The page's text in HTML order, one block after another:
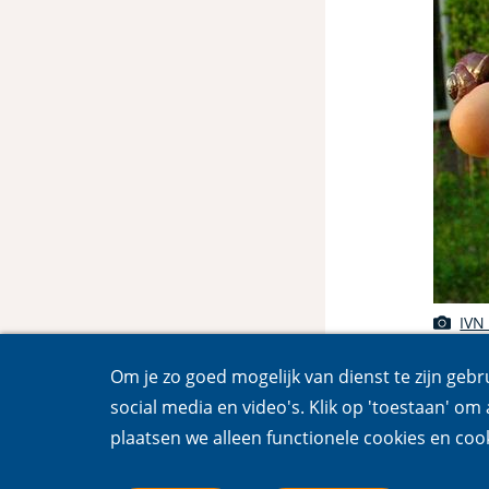
Om je zo goed mogelijk van dienst te zijn
social media en video's. Klik op 'toestaan'
plaatsen we alleen functionele cookies en